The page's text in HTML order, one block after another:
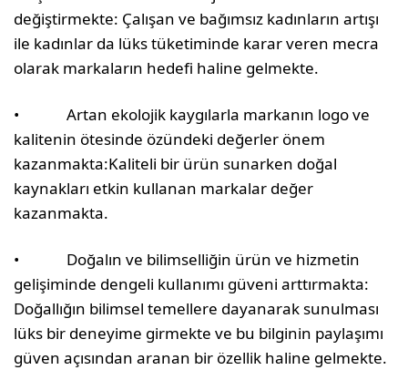
değiştirmekte: Çalışan ve bağımsız kadınların artışı
ile kadınlar da lüks tüketiminde karar veren mecra
olarak markaların hedefi haline gelmekte.
• Artan ekolojik kaygılarla markanın logo ve
kalitenin ötesinde özündeki değerler önem
kazanmakta:Kaliteli bir ürün sunarken doğal
kaynakları etkin kullanan markalar değer
kazanmakta.
• Doğalın ve bilimselliğin ürün ve hizmetin
gelişiminde dengeli kullanımı güveni arttırmakta:
Doğallığın bilimsel temellere dayanarak sunulması
lüks bir deneyime girmekte ve bu bilginin paylaşımı
güven açısından aranan bir özellik haline gelmekte.